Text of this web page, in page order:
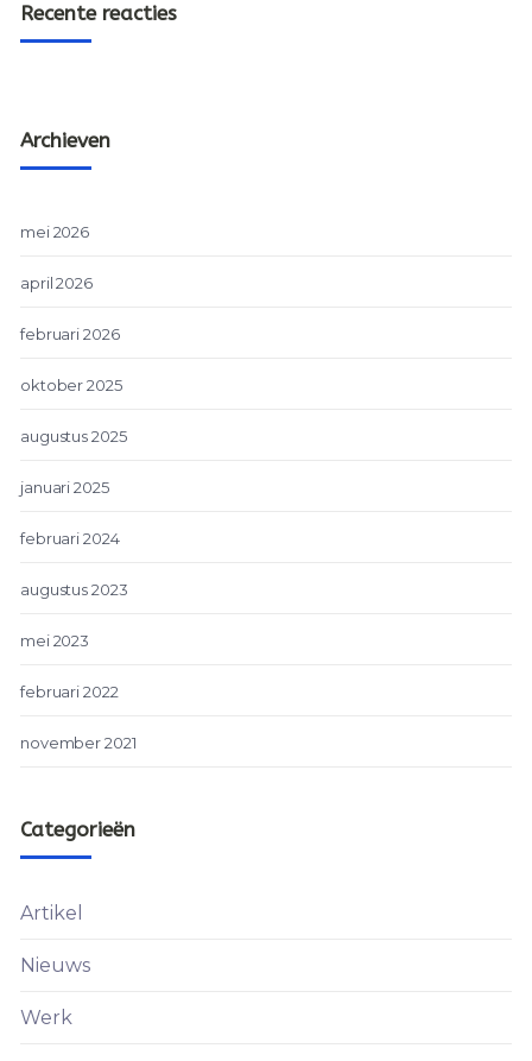
Recente reacties
Archieven
mei 2026
april 2026
februari 2026
oktober 2025
augustus 2025
januari 2025
februari 2024
augustus 2023
mei 2023
februari 2022
november 2021
Categorieën
Artikel
Nieuws
Werk